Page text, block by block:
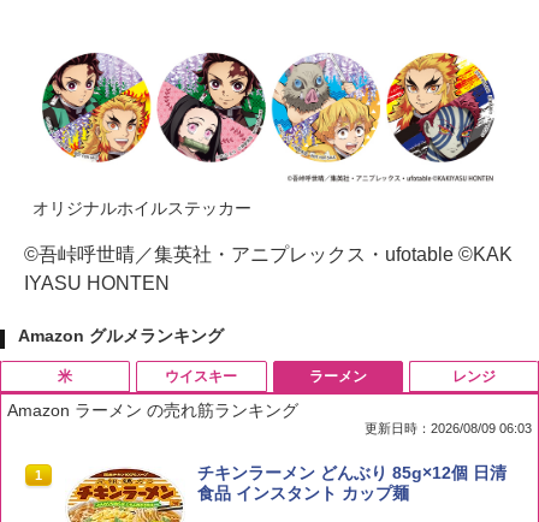
オリジナルホイルステッカー
©吾峠呼世晴／集英社・アニプレックス・ufotable ©KAK
IYASU HONTEN
Amazon グルメランキング
米
1 by Amazon 国産ブレンド米 精米 5kg
ウイスキー
1
ブラックニッカ ニッカ Nikka ウィスキ
ー4000ml ブラックニッカクリア ウヰス
ラーメン
Amazon ラーメン の売れ筋ランキング
更新日時：2026/08/09 06:03
1
チキンラーメン どんぶり 85g×12個 日清
食品 インスタント カップ麺
レンジ